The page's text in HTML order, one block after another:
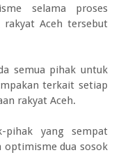
selama proses
rakyat Aceh tersebut
semua pihak untuk
terkait setiap
rakyat Aceh.
pihak yang sempat
optimisme dua sosok